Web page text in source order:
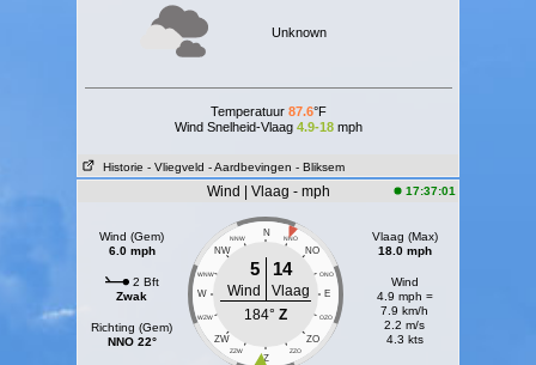
Unknown
Temperatuur 87.6°F
Wind Snelheid-Vlaag 4.9-18mph
Historie - Vliegveld - Aardbevingen - Bliksem
Wind | Vlaag - mph 17:37:01
Wind (Gem)
6.0 mph
2 Bft
Zwak
Richting (Gem)
NNO 22°
N
NNW NNO
NW NO
WNW ONO
W E
WZW OZO
ZW ZO
ZZW ZZO
Z
5 14
Wind
Vlaag
184° Z
Vlaag (Max)
18.0 mph
Wind
4.9 mph =
7.9 km/h
2.2 m/s
4.3 kts